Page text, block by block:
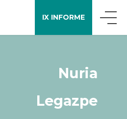
IX INFORME
Nuria
Legazpe